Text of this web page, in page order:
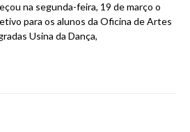
na segunda-feira, 19 de março o
para os alunos da Oficina de Artes
Usina da Dança,